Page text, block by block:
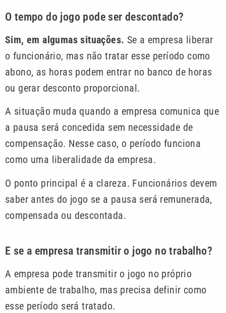
O tempo do jogo pode ser descontado?
Sim, em algumas situações. Se a empresa liberar
o funcionário, mas não tratar esse período como
abono, as horas podem entrar no banco de horas
ou gerar desconto proporcional.
A situação muda quando a empresa comunica que
a pausa será concedida sem necessidade de
compensação. Nesse caso, o período funciona
como uma liberalidade da empresa.
O ponto principal é a clareza. Funcionários devem
saber antes do jogo se a pausa será remunerada,
compensada ou descontada.
E se a empresa transmitir o jogo no trabalho?
A empresa pode transmitir o jogo no próprio
ambiente de trabalho, mas precisa definir como
esse período será tratado.